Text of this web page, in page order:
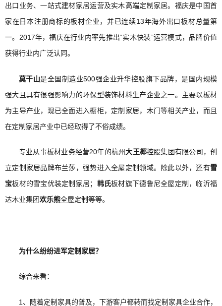
出口业务、一站式建材家居运营及实木高端定制家居。福庆是中国首
家在日本注册商标的板材企业，并已连续13年海外出口板材总量第
一。2017年，福庆在行业内率先推出“实木快装”运营模式，品牌价值
获得行业内广泛认同。
莫干山是全国制造业500强企业升华控股旗下品牌，是国内规模
强大且具有很强影响力的环保型装饰材料生产企业之一。主要以板材
为主导产业，现已全面进入橱柜，定制家居，木门等相关产业，而且
在定制家居产业中已经取得了不俗成绩。
专业从事板材业务经营20年的杭州大王椰控股集团有限公司，创
立定制家居品牌布兰莎，强势进入全屋定制领域。除此以外，还有雪
宝板材的雪宝优装定制家居； 韩氏板材旗下德鲁尼全屋定制，临沂福
达木业集团欢乐熊全屋定制等等。
为什么纷纷进军定制家居？
综合来看：
1、随着定制家具的普及，下游客户都转而找定制家具企业合作，